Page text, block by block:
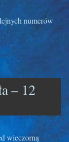
numerów
– 12
wieczorną